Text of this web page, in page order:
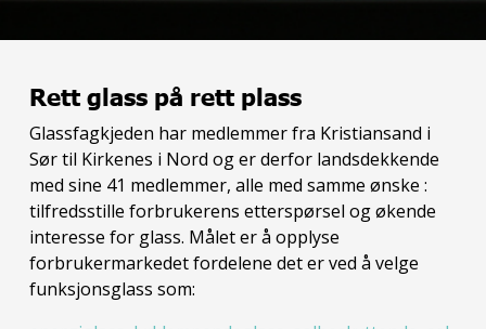
Rett glass på rett plass
Glassfagkjeden har medlemmer fra Kristiansand i
Sør til Kirkenes i Nord og er derfor landsdekkende
med sine 41 medlemmer, alle med samme ønske :
tilfredsstille forbrukerens etterspørsel og økende
interesse for glass. Målet er å opplyse
forbrukermarkedet fordelene det er ved å velge
funksjonsglass som: